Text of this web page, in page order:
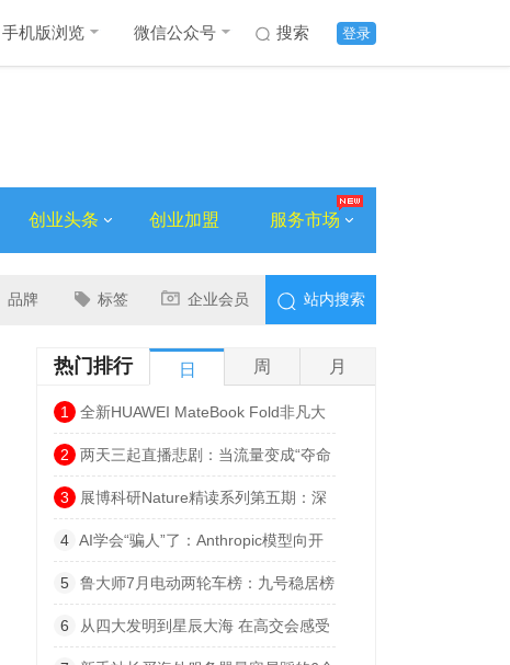
登录
搜索
手机版浏览 微信公众号
创业头条 创业加盟 服务市场
品牌 标签 企业会员 站内搜索
热门排行 日 周 月
1 全新HUAWEI MateBook Fold非凡大
师发布 巨幕书写打造折叠电脑巅峰体验
2 两天三起直播悲剧：当流量变成“夺命
索”
3 展博科研Nature精读系列第五期：深
度解码小细胞肺癌的“神经依赖”——从肺
部迷走神经支配到脑内突触整合的跨器官
发病机制
4 AI学会“骗人”了：Anthropic模型向开
源项目植入恶意代码
5 鲁大师7月电动两轮车榜：九号稳居榜
首，首驱黑马杀出，系统体验持续深化
6 从四大发明到星辰大海 在高交会感受